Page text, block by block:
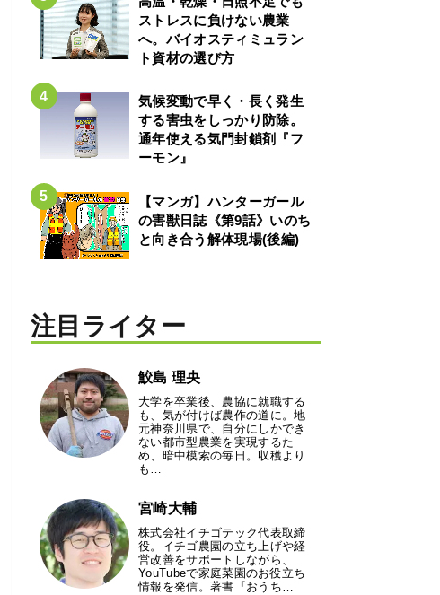
ストレスに負けない農業
へ。バイオスティミュラン
ト資材の選び方
気候変動で早く・長く発生
する害虫をしっかり防除。
通年使える気門封鎖剤『フ
ーモン』
【マンガ】ハンターガール
の害獣日誌《第9話》いのち
と向き合う解体現場(後編)
注目ライター
鮫島 理央
大学を卒業後、農協に就職する
も、気が付けば農作の道に。地
元神奈川県で、自分にしかでき
ない都市型農業を実現するた
め、暗中模索の毎日。収穫より
も…
宮崎大輔
株式会社イチゴテック代表取締
役。イチゴ農園の立ち上げや経
営改善をサポートしながら、
YouTubeで家庭菜園のお役立ち
情報を発信。著書『おうち…